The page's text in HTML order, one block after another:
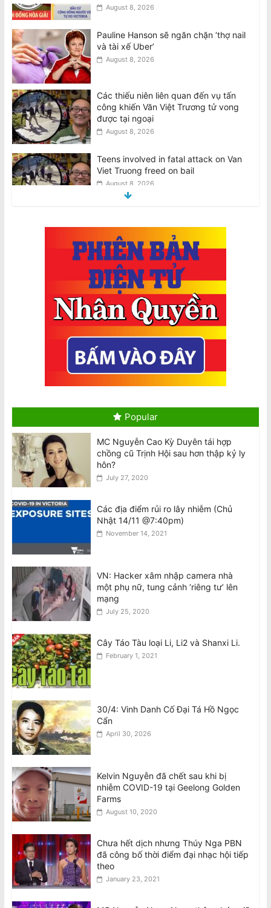
Pauline Hanson sẽ ngăn chặn ‘thợ nail
August 8, 2026
được tại ngoại
August 8, 2026
Teens involved in fatal attack on Van
August 8, 2026
VIDEO: ATSB điều tra 2 máy bay
Thiên Nguyễn bị buộc tội giết phụ nữ
gốc Việt, ngáp trong phiên tòa
August 8, 2026
National Stroke Week: Mẹo đơn giản
giúp giảm nguy cơ bị đột quỵ
August 8, 2026
Bài Phản Biện Về Thông Báo ngày 7/8
của Ô. Nguyễn Quang Duy: Sự
Nguyện Biện Và Hành Vi Vu Khống
Hàm Hồ Bắt Nguồn Từ Sự Gian Dối Nội
August 8, 2026
Tân BCH CĐNVTD-VIC: Tóm Tắt Thư
Luật Sư Bằng Tiếng Việt
Ban Chấp Hành Chấp Thuận Kết Quả
Hòa Giải và Chương Trình Thực Hiện
Sau Cuộc Bầu Cử BCH 2026–30
Popular
MC Nguyễn Cao Kỳ Duyên tái hợp
chồng cũ Trịnh Hội sau hơn thập kỷ ly
hôn?
July 27, 2020
Các địa điểm rủi ro lây nhiễm (Chủ
Nhật 14/11 @7:40pm)
November 14, 2021
VN: Hacker xâm nhập camera nhà
một phụ nữ, tung cảnh ‘riêng tư’ lên
mạng
July 25, 2020
Cây Táo Tàu loại Li, Li2 và Shanxi Li.
February 1, 2021
30/4: Vinh Danh Cố Đại Tá Hồ Ngọc
Cẩn
April 30, 2026
Kelvin Nguyễn đã chết sau khi bị
nhiễm COVID-19 tại Geelong Golden
Farms
August 10, 2020
Chưa hết dịch nhưng Thúy Nga PBN
đã công bố thời điểm đại nhạc hội tiếp
theo
January 23, 2021